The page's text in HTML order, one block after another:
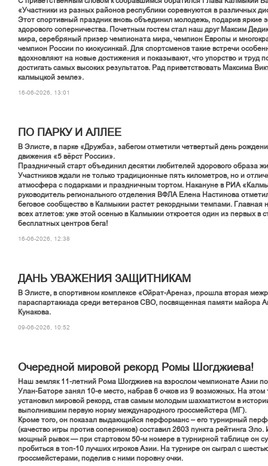
«Участники из разных районов республики соревнуются в различных
Этот спортивный праздник вновь объединил молодежь, подарив яркие
здорового соперничества. Почетным гостем стал наш друг Максим
мира, серебряный призер чемпионата мира, чемпион Европы и
чемпион России по киокусинкай. Для спортсменов такие встречи
вдохновляют на новые достижения и показывают, что упорство и труд
достигать самых высоких результатов. Рад приветствовать Максима
калмыцкой земле».
16-06-2026, 13:01
ПО ПАРКУ И АЛЛЕЕ
В Элисте, в парке «Дружба», забегом отметили четвертый день
движения «5 вёрст России».
Праздничный старт объединил десятки любителей здорового образа
Участников ждали не только традиционные пять километров, но и
атмосфера с подарками и праздничным тортом. Накануне в РИА
руководитель регионального отделения ВФЛА Елена Настинова
беговое сообщество в Калмыкии растет рекордными темпами. Главная
всех атлетов: уже этой осенью в Калмыкии откроется один из первых в
бесплатных центров бега!
16-06-2026, 12:38
ДАНЬ УВАЖЕНИЯ ЗАЩИТНИКАМ
В Элисте, в спортивном комплексе «Ойрат-Арена», прошла вторая
параспартакиада среди ветеранов СВО, посвященная памяти майора
Кунакова.
09-06-2026, 10:52
Очередной мировой рекорд Ромы Шогджиева!
Наш земляк 11-летний Рома Шогджиев на взрослом чемпионате Азии
Улан-Баторе занял 10-е место, набрав 6 очков из 9 возможных. На этом
установил мировой рекорд, став самым молодым шахматистом в
выполнившим первую норму международного гроссмейстера (МГ).
Кроме того, он показал выдающийся перформанс – его турнирный
(качество игры против соперников) составил 2603 пункта рейтинга
мощный рывок — при стартовом 50-м номере в турнирной таблице он
пробиться в топ-10 лучших игроков Азии. На турнире он сыграл с
гроссмейстерами, поделив с ними поровну очки.